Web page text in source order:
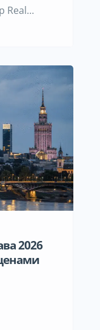
Real
раз
чего?
не
2026